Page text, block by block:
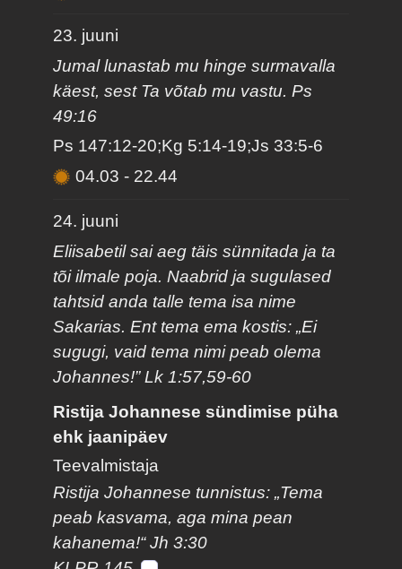
23. juuni
Jumal lunastab mu hinge surmavalla
käest, sest Ta võtab mu vastu. Ps
49:16
Ps 147:12-20;Kg 5:14-19;Js 33:5-6
04.03- 22.44
24. juuni
Eliisabetil sai aeg täis sünnitada ja ta
tõi ilmale poja. Naabrid ja sugulased
tahtsid anda talle tema isa nime
Sakarias. Ent tema ema kostis: „Ei
sugugi, vaid tema nimi peab olema
Johannes!” Lk 1:57,59-60
Ristija Johannese sündimise püha
ehk jaanipäev
Teevalmistaja
Ristija Johannese tunnistus: „Tema
peab kasvama, aga mina pean
kahanema!“ Jh 3:30